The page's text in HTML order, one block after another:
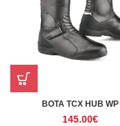
BOTA TCX HUB WP
145.00€